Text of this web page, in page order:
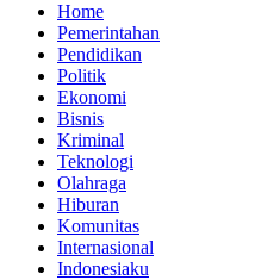
Home
Pemerintahan
Pendidikan
Politik
Ekonomi
Bisnis
Kriminal
Teknologi
Olahraga
Hiburan
Komunitas
Internasional
Indonesiaku